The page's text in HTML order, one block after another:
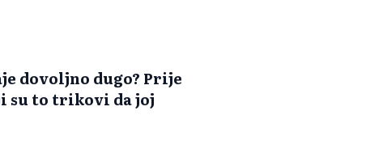
dovoljno dugo? Prije
su to trikovi da joj